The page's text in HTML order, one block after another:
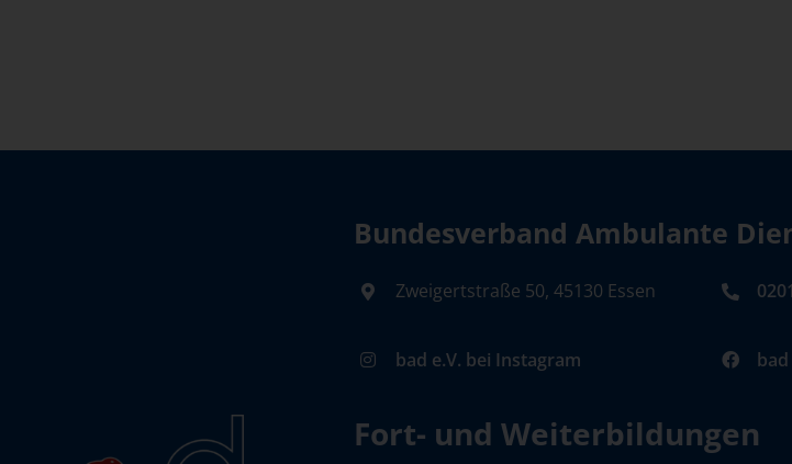
Bundesverband Ambulante
Zweigertstraße 50, 45130 Essen
bad e.V. bei Instagram
Fort- und Weiterbildungen